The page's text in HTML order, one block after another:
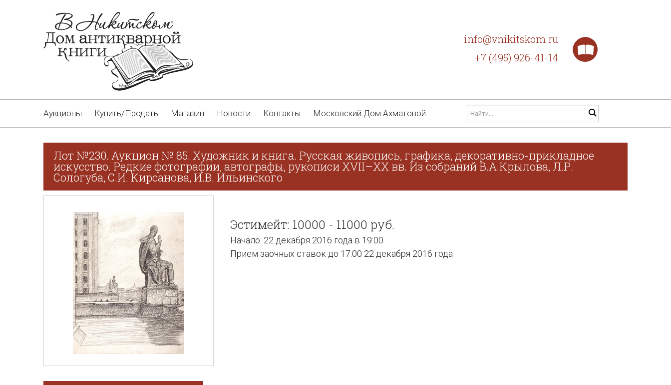
info@vnikitskom.ru
+7 (495) 926-41-14
Аукционы Купить/Продать Магазин Новости Контакты Московский Дом Ахматовой
Лот №230. Аукцион № 85. Художник и книга. Русская живопись, графика, декоративно-прикладное
искусство. Редкие фотографии, автографы, рукописи XVII–XX вв. Из собраний В.А.Крылова, Л.Р.
Сологуба, С.И. Кирсанова, И.В. Ильинского
Эстимейт: 10000 - 11000 руб.
Начало: 22 декабря 2016 года в 19:00
Прием заочных ставок до 17:00 22 декабря 2016 года